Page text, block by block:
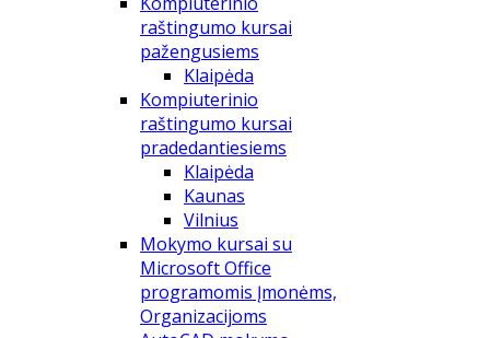
raštingumo kursai
pažengusiems
Klaipėda
Kompiuterinio
raštingumo kursai
pradedantiesiems
Klaipėda
Kaunas
Vilnius
Mokymo kursai su
Microsoft Office
programomis Įmonėms,
Organizacijoms